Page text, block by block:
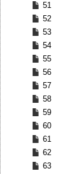
51
52
53
54
55
56
57
58
59
60
61
62
63